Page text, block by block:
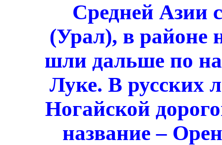
Средней Азии
(Урал), в районе
шли дальше по
Луке. В русских
Ногайской
название –